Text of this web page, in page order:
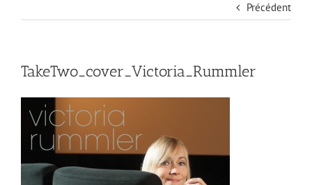
Précédent
TakeTwo_cover_Victoria_Rummler